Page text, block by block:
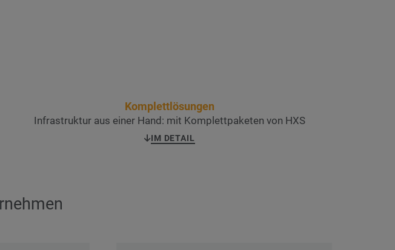
Komplettlösungen
Infrastruktur aus einer Hand: mit Komplettpaketen von HXS
IM DETAIL